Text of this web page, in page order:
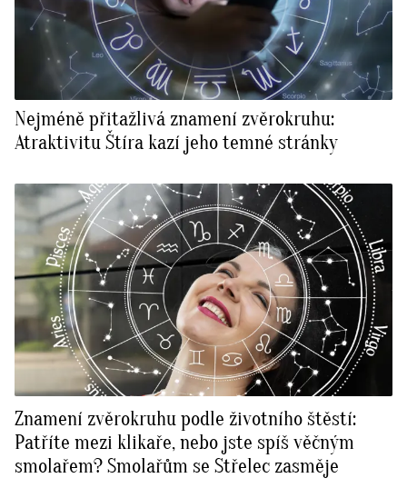
Nejméně přitažlivá znamení zvěrokruhu:
Atraktivitu Štíra kazí jeho temné stránky
Znamení zvěrokruhu podle životního štěstí:
Patříte mezi klikaře, nebo jste spíš věčným
smolařem? Smolařům se Střelec zasměje